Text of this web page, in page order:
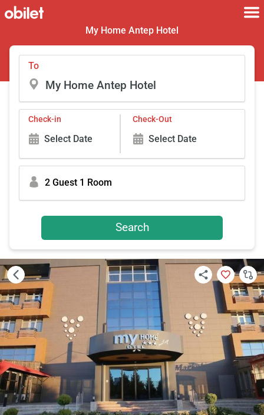
My Home Antep Hotel
To
Check-in
Select Date
Check-Out
Select Date
2 Guest 1 Room
Search